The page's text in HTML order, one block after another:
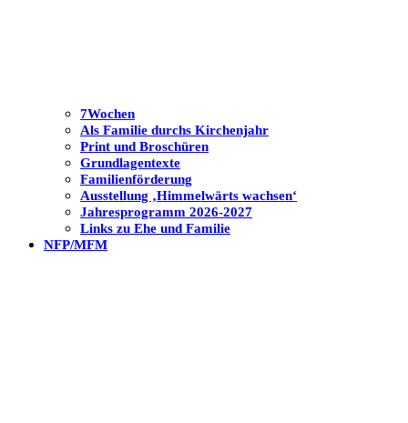
7Wochen
Als Familie durchs Kirchenjahr
Print und Broschüren
Grundlagentexte
Familienförderung
Ausstellung ‚Himmelwärts wachsen‘
Jahresprogramm 2026-2027
Links zu Ehe und Familie
NFP/MFM